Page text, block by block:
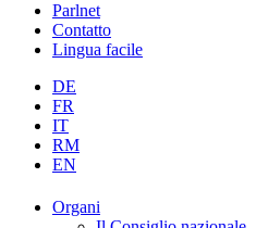
Parlnet
Contatto
Lingua facile
DE
FR
IT
RM
EN
Organi